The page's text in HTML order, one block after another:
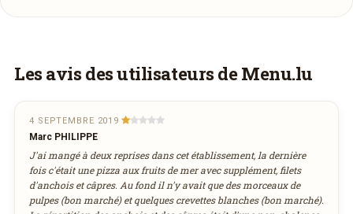
Vous aimeriez être livré ?
Vous adorezNiz Art Piazzaet vous voudriez
déguster ses plats à la maison ? Ce restaurant
ne propose pas encore la livraison en ligne.
Demandez-lui de rejoindrewedely.compour
commander et être livré chez vous !
Les avis des utilisateurs de Menu.lu
4 SEPTEMBRE 2019
Marc PHILIPPE
J'ai mangé à deux reprises dans cet établissement, la dernière
fois c'était une pizza aux fruits de mer avec supplément, filets
d'anchois et câpres. Au fond il n'y avait que des morceaux de
pulpes (bon marché) et quelques crevettes blanches (bon marché).